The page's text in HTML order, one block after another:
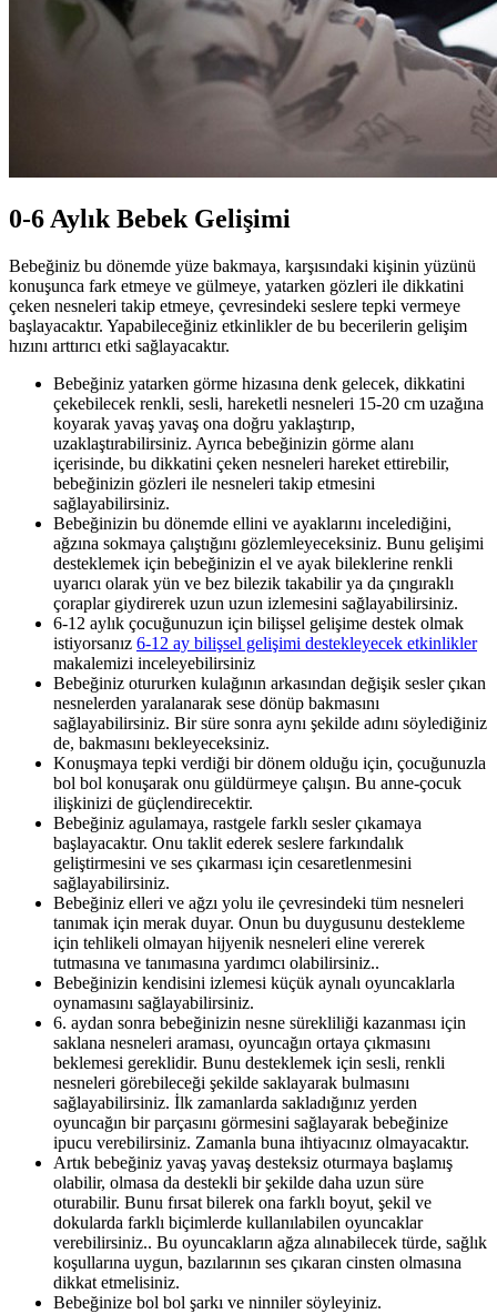
0-6 Aylık Bebek Gelişimi
Bebeğiniz bu dönemde yüze bakmaya, karşısındaki kişinin yüzünü
konuşunca fark etmeye ve gülmeye, yatarken gözleri ile dikkatini
çeken nesneleri takip etmeye, çevresindeki seslere tepki vermeye
başlayacaktır. Yapabileceğiniz etkinlikler de bu becerilerin gelişim
hızını arttırıcı etki sağlayacaktır.
Bebeğiniz yatarken görme hizasına denk gelecek, dikkatini
çekebilecek renkli, sesli, hareketli nesneleri 15-20 cm uzağına
koyarak yavaş yavaş ona doğru yaklaştırıp,
uzaklaştırabilirsiniz. Ayrıca bebeğinizin görme alanı
içerisinde, bu dikkatini çeken nesneleri hareket ettirebilir,
bebeğinizin gözleri ile nesneleri takip etmesini
sağlayabilirsiniz.
Bebeğinizin bu dönemde ellini ve ayaklarını incelediğini,
ağzına sokmaya çalıştığını gözlemleyeceksiniz. Bunu gelişimi
desteklemek için bebeğinizin el ve ayak bileklerine renkli
uyarıcı olarak yün ve bez bilezik takabilir ya da çıngıraklı
çoraplar giydirerek uzun uzun izlemesini sağlayabilirsiniz.
6-12 aylık çocuğunuzun için bilişsel gelişime destek olmak
istiyorsanız 6-12 ay bilişsel gelişimi destekleyecek etkinlikler
makalemizi inceleyebilirsiniz
Bebeğiniz otururken kulağının arkasından değişik sesler çıkan
nesnelerden yaralanarak sese dönüp bakmasını
sağlayabilirsiniz. Bir süre sonra aynı şekilde adını söylediğiniz
de, bakmasını bekleyeceksiniz.
Konuşmaya tepki verdiği bir dönem olduğu için, çocuğunuzla
bol bol konuşarak onu güldürmeye çalışın. Bu anne-çocuk
ilişkinizi de güçlendirecektir.
Bebeğiniz agulamaya, rastgele farklı sesler çıkamaya
başlayacaktır. Onu taklit ederek seslere farkındalık
geliştirmesini ve ses çıkarması için cesaretlenmesini
sağlayabilirsiniz.
Bebeğiniz elleri ve ağzı yolu ile çevresindeki tüm nesneleri
tanımak için merak duyar. Onun bu duygusunu destekleme
için tehlikeli olmayan hijyenik nesneleri eline vererek
tutmasına ve tanımasına yardımcı olabilirsiniz..
Bebeğinizin kendisini izlemesi küçük aynalı oyuncaklarla
oynamasını sağlayabilirsiniz.
6. aydan sonra bebeğinizin nesne sürekliliği kazanması için
saklana nesneleri araması, oyuncağın ortaya çıkmasını
beklemesi gereklidir. Bunu desteklemek için sesli, renkli
nesneleri görebileceği şekilde saklayarak bulmasını
sağlayabilirsiniz. İlk zamanlarda sakladığınız yerden
oyuncağın bir parçasını görmesini sağlayarak bebeğinize
ipucu verebilirsiniz. Zamanla buna ihtiyacınız olmayacaktır.
Artık bebeğiniz yavaş yavaş desteksiz oturmaya başlamış
olabilir, olmasa da destekli bir şekilde daha uzun süre
oturabilir. Bunu fırsat bilerek ona farklı boyut, şekil ve
dokularda farklı biçimlerde kullanılabilen oyuncaklar
verebilirsiniz.. Bu oyuncakların ağza alınabilecek türde, sağlık
koşullarına uygun, bazılarının ses çıkaran cinsten olmasına
dikkat etmelisiniz.
Bebeğinize bol bol şarkı ve ninniler söyleyiniz.